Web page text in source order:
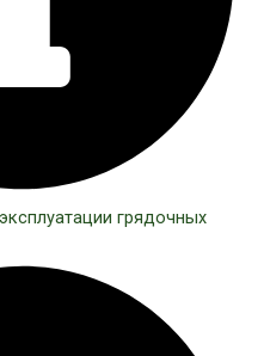
грядочных